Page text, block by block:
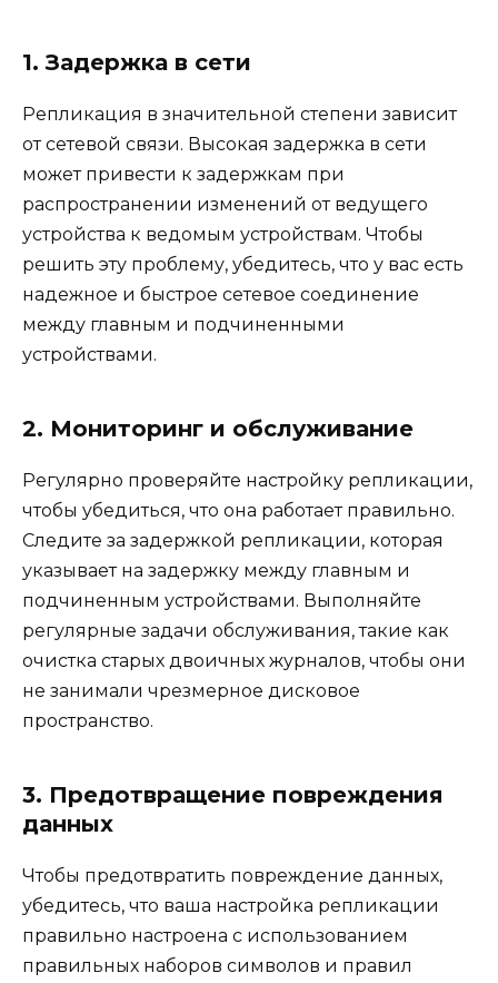
1. Задержка в сети
Репликация в значительной степени зависит
от сетевой связи. Высокая задержка в сети
может привести к задержкам при
распространении изменений от ведущего
устройства к ведомым устройствам. Чтобы
решить эту проблему, убедитесь, что у вас есть
надежное и быстрое сетевое соединение
между главным и подчиненными
устройствами.
2. Мониторинг и обслуживание
Регулярно проверяйте настройку репликации,
чтобы убедиться, что она работает правильно.
Следите за задержкой репликации, которая
указывает на задержку между главным и
подчиненным устройствами. Выполняйте
регулярные задачи обслуживания, такие как
очистка старых двоичных журналов, чтобы они
не занимали чрезмерное дисковое
пространство.
3. Предотвращение повреждения
данных
Чтобы предотвратить повреждение данных,
убедитесь, что ваша настройка репликации
правильно настроена с использованием
правильных наборов символов и правил